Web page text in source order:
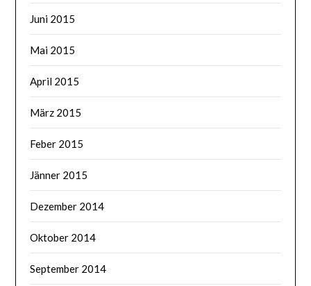
Juni 2015
Mai 2015
April 2015
März 2015
Feber 2015
Jänner 2015
Dezember 2014
Oktober 2014
September 2014